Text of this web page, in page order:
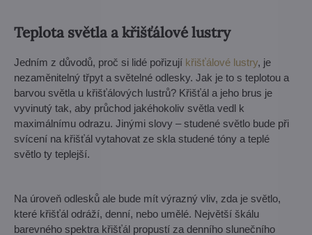
Teplota světla a křišťálové lustry
Jedním z důvodů, proč si lidé pořizují křišťálové lustry, je
nezaměnitelný třpyt a světelné odlesky. Jak je to s teplotou a
barvou světla u křišťálových lustrů? Křišťál a jeho brus je
vyvinutý tak, aby průchod jakéhokoliv světla vedl k
maximálnímu odrazu. Jinými slovy – studené světlo bude při
svícení na křišťál vytahovat ze skla studené tóny a teplé
světlo ty teplejší.
Na úroveň odlesků ale bude mít výrazný vliv, zda je světlo,
které křišťál odráží, denní, nebo umělé. Největší škálu
barevného spektra křišťál propustí za denního slunečního